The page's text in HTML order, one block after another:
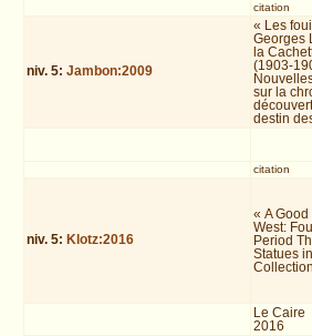
citation
niv. 5:Jambon:2009
« Les
Georges
la
(1903-
sur la
destin
citation
niv. 5: Klotz:2016
« A
West:
Period
Statues
Le Caire
2016